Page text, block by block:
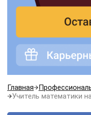
Главная
Учитель математики